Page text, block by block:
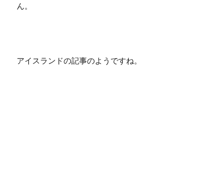
ん。
アイスランドの記事のようですね。